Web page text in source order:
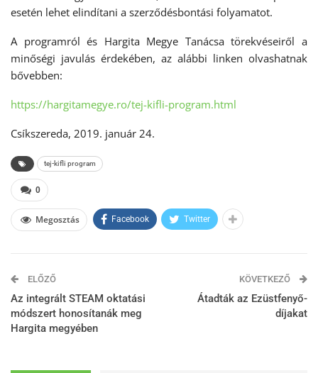
esetén lehet elindítani a szerződésbontási folyamatot.
A programról és Hargita Megye Tanácsa törekvéseiről a
minőségi javulás érdekében, az alábbi linken olvashatnak
bővebben:
https://hargitamegye.ro/tej-kifli-program.html
Csíkszereda, 2019. január 24.
tej-kifli program
0
Megosztás Facebook Twitter
ELŐZŐ
Az integrált STEAM oktatási
módszert honosítanák meg
Hargita megyében
KÖVETKEZŐ
Átadták az Ezüstfenyő-
díjakat